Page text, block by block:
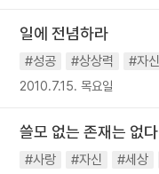
일에 전념하라
#성공 #상상력 #자신
2010.7.15. 목요일
쓸모 없는 존재는 없다
#사랑 #자신 #세상